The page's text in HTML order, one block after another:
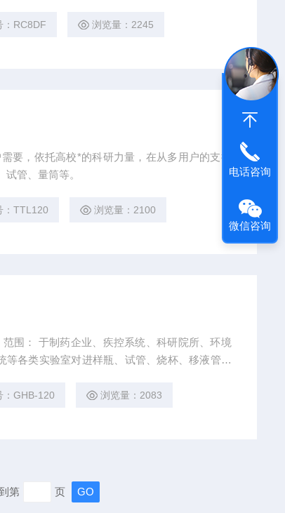
：RC8DF 浏览量：2245
管、量筒等。
：TTL120 浏览量：2100
院所、环境
各类实验室对进样瓶、试管、烧杯、移液管、
：GHB-120 浏览量：2083
第 页
电话咨询
微信咨询